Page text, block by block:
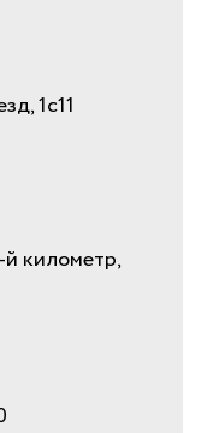
1с11
километр,